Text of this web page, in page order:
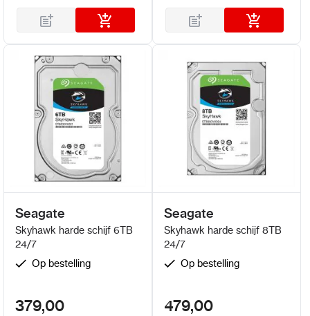
Seagate
Skyhawk harde schijf 6TB
24/7
Op bestelling
379,00
Seagate
Skyhawk harde schijf 8TB
24/7
Op bestelling
479,00